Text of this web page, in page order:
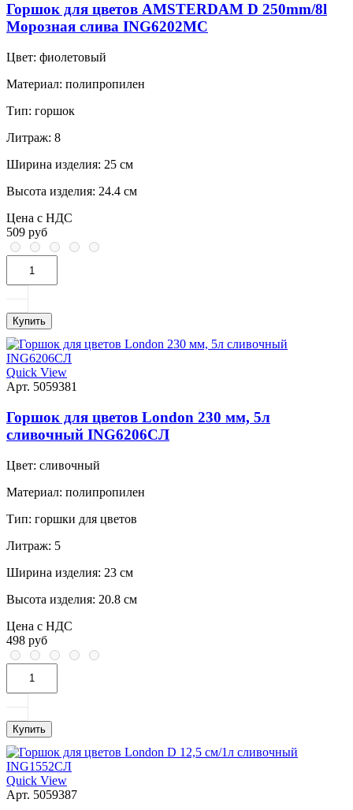
Горшок для цветов AMSTERDAM D 250mm/8l
Морозная слива ING6202МС
Цвет: фиолетовый
Материал: полипропилен
Тип: горшок
Литраж: 8
Ширина изделия: 25 см
Высота изделия: 24.4 см
Цена с НДС
509 руб
Купить
Quick View
Арт. 5059381
Горшок для цветов London 230 мм, 5л
сливочный ING6206СЛ
Цвет: сливочный
Материал: полипропилен
Тип: горшки для цветов
Литраж: 5
Ширина изделия: 23 см
Высота изделия: 20.8 см
Цена с НДС
498 руб
Купить
Quick View
Арт. 5059387